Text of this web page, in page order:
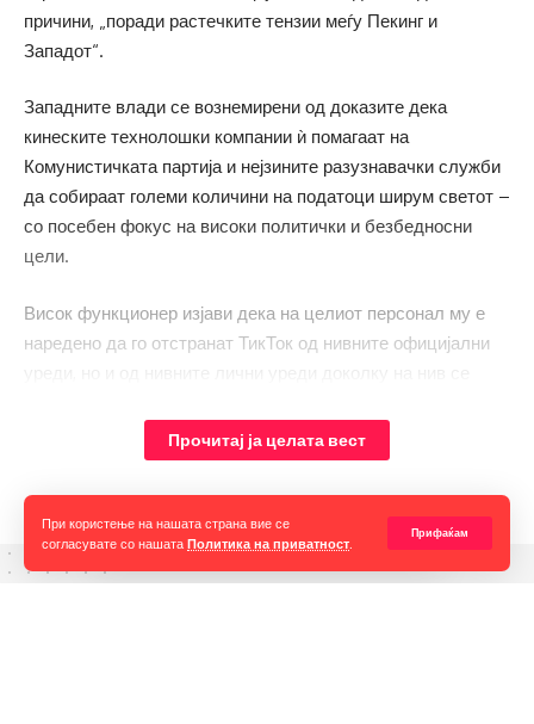
При користење на нашата страна вие се
согласувате со нашата Политика на приватност
Прифаќам
причини, „поради растечките тензии меѓу Пекинг и
Западот“.
Западните влади се вознемирени од доказите дека
кинеските технолошки компании ѝ помагаат на
Комунистичката партија и нејзините разузнавачки служби
да собираат големи количини на податоци ширум светот –
со посебен фокус на високи политички и безбедносни
цели.
Висок функционер изјави дека на целиот персонал му е
наредено да го отстранат ТикТок од нивните официјални
Прочитај ја целата вест